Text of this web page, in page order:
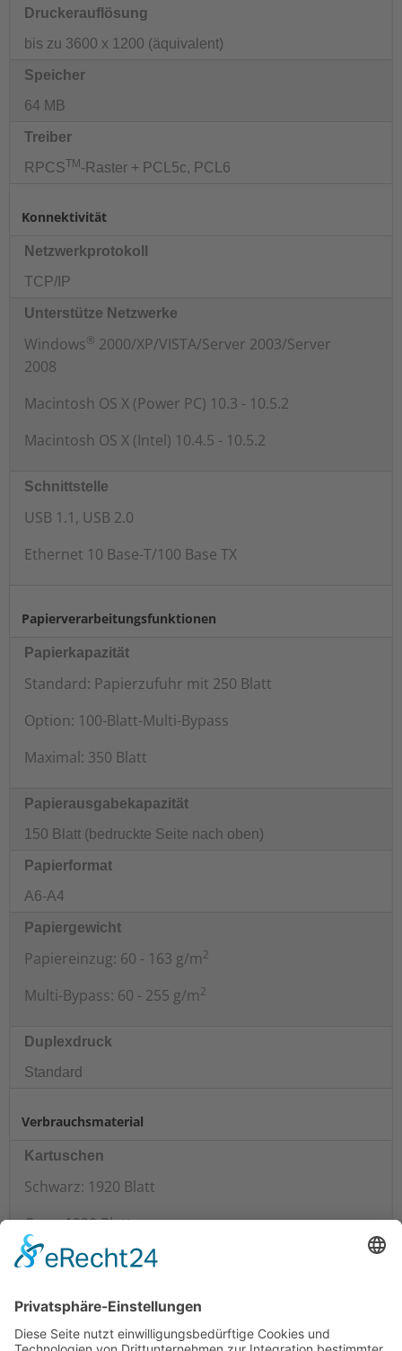
Druckerauflösung
bis zu 3600 x 1200 (äquivalent)
Speicher
64 MB
Treiber
RPCSTM-Raster + PCL5c, PCL6
Konnektivität
Netzwerkprotokoll
TCP/IP
Unterstütze Netzwerke
Windows® 2000/XP/VISTA/Server 2003/Server
2008
Macintosh OS X (Power PC) 10.3 - 10.5.2
Macintosh OS X (Intel) 10.4.5 - 10.5.2
Schnittstelle
USB 1.1, USB 2.0
Ethernet 10 Base-T/100 Base TX
Papierverarbeitungsfunktionen
Papierkapazität
Standard: Papierzufuhr mit 250 Blatt
Option: 100-Blatt-Multi-Bypass
Maximal: 350 Blatt
Papierausgabekapazität
150 Blatt (bedruckte Seite nach oben)
Papierformat
A6-A4
Papiergewicht
Papiereinzug: 60 - 163 g/m2
Multi-Bypass: 60 - 255 g/m2
Duplexdruck
Standard
Verbrauchsmaterial
Kartuschen
Schwarz: 1920 Blatt
Cyan: 1920 Blatt
Magenta: 1560 Blatt
Yellow 1750 Blatt
Farbsammeleinheit